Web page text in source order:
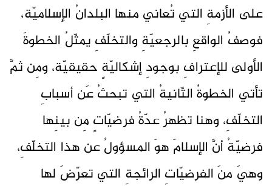
على الأزمةِ التي تُعاني منها البلدانُ الإسلاميّة،
فوصفُ الواقعِ بالرجعيّةِ والتخلّفِ يمثّلُ الخطوةَ
الأولى للإعترافِ بوجودِ إشكاليّةٍ حقيقيّة، ومِن ثمَّ
تأتي الخطوةُ الثّانيةُ التي تبحثُ عَن أسبابِ
التخلّفِ، وهنا تظهرُ عدّةُ فرضيّاتٍ مِن بينِها
فرضيّةُ أنَّ الإسلامَ هوَ المسؤولُ عن هذا التخلّفِ،
وهيَ منَ الفرضيّاتِ الرائجةِ التي تعرّضَ لها